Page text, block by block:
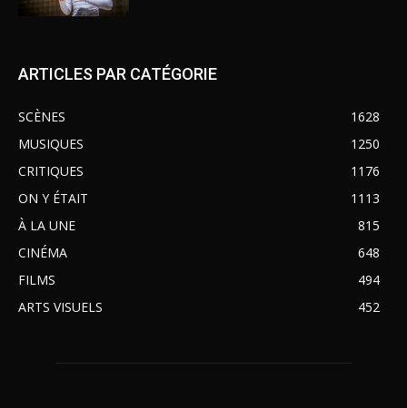
ARTICLES PAR CATÉGORIE
SCÈNES
1628
MUSIQUES
1250
CRITIQUES
1176
ON Y ÉTAIT
1113
À LA UNE
815
CINÉMA
648
FILMS
494
ARTS VISUELS
452